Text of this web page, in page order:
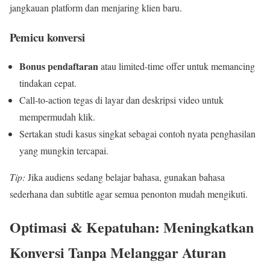
jangkauan platform dan menjaring klien baru.
Pemicu konversi
Bonus pendaftaranatau limited-time offer untuk memancing
tindakan cepat.
Call-to-action tegas di layar dan deskripsi video untuk
mempermudah klik.
Sertakan studi kasus singkat sebagai contoh nyata penghasilan
yang mungkin tercapai.
Tip: Jika audiens sedang belajar bahasa, gunakan bahasa
sederhana dan subtitle agar semua penonton mudah mengikuti.
Optimasi & Kepatuhan: Meningkatkan
Konversi Tanpa Melanggar Aturan